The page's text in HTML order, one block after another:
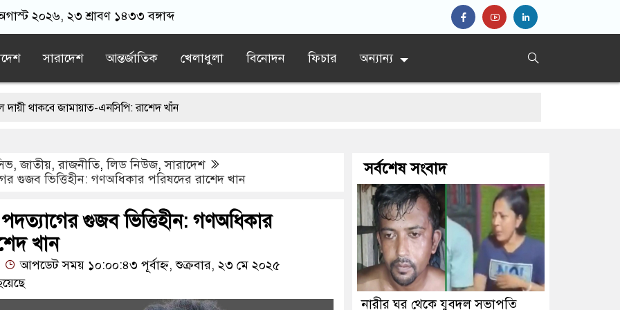
২০২৬, ২৩ শ্রাবণ ১৪৩৩ বঙ্গাব্দ
সারাদেশ আন্তর্জাতিক খেলাধুলা বিনোদন ফিচার অন্যান্য
এনসিপি: রাশেদ খাঁন
হামলা চালাতে পারে রাশিয়া
মব সৃষ্টির সুযোগ নিতে পারে আওয়ামী লীগ: রাশেদ খাঁন
,জাতীয়,রাজনীতি,লিড নিউজ,সারাদেশ
গুজব ভিত্তিহীন: গণঅধিকার পরিষদের রাশেদ খান
গুজব ভিত্তিহীন: গণঅধিকার
খান
আপডেট সময় ১০:০০:৪৩ পূর্বাহ্ন, শুক্রবার, ২৩ মে ২০২৫
সর্বশেষ সংবাদ
নারীর ঘর থেকে যুবদল সভাপতি